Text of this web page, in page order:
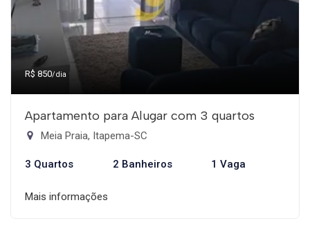
R$ 850/dia
Apartamento para Alugar com 3 quartos
Meia Praia, Itapema-SC
3 Quartos 2 Banheiros 1 Vaga
Mais informações